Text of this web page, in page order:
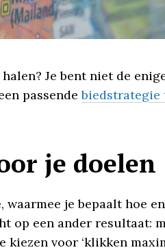
Je bent niet de
passendebiedstrategie
je doelen
je bepaalt hoe
een ander resultaat:
voor ‘klikken